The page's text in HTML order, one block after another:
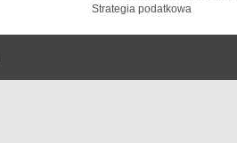
Strategia podatkowa